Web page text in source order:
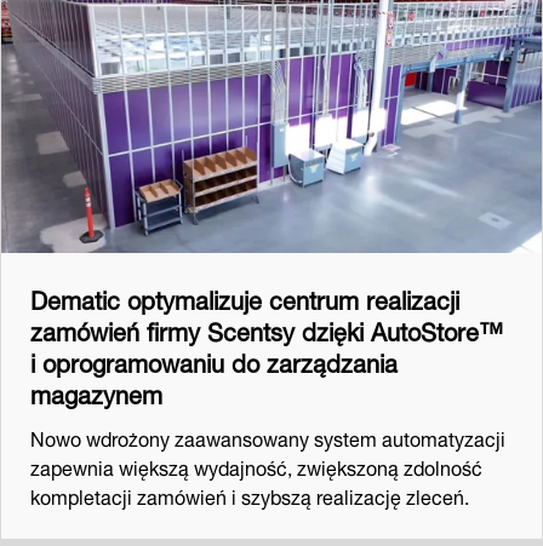
Dematic optymalizuje centrum realizacji
zamówień firmy Scentsy dzięki AutoStore™
i oprogramowaniu do zarządzania
magazynem
Nowo wdrożony zaawansowany system automatyzacji
zapewnia większą wydajność, zwiększoną zdolność
kompletacji zamówień i szybszą realizację zleceń.